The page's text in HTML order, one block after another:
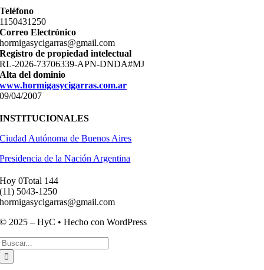
Teléfono
11­50431250
Correo Electrónico
hormigasycigarras@gmail.com
Registro de propiedad intelectual
RL-2026-73706339-APN-DNDA#MJ
Alta del dominio
www.hormigasycigarras.com.ar
09/04/2007
INSTITUCIONALES
Ciudad Autónoma de Buenos Aires
Presidencia de la Nación Argentina
Hoy 0Total 144
(11) ­5043-1250
hormigasycigarras@gmail.com
© 2025 – HyC • Hecho con WordPress